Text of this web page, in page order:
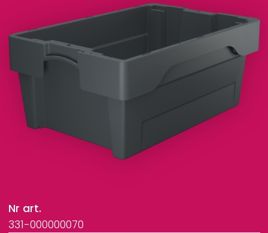
Nr art.
331-000000070